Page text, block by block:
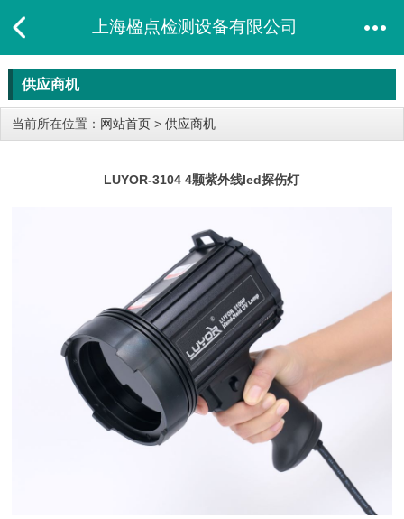
上海楹点检测设备有限公司
供应商机
当前所在位置： 网站首页 > 供应商机
LUYOR-3104 4颗紫外线led探伤灯